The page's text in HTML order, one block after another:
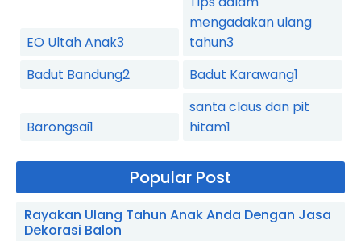
EO Ultah Anak3
mengadakan ulang
tahun3
Badut Bandung2 Badut Karawang1
Barongsai1
santa claus dan pit
hitam1
Popular Post
Rayakan Ulang Tahun Anak Anda Dengan Jasa
Dekorasi Balon